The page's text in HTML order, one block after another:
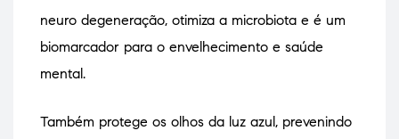
neuro degeneração, otimiza a microbiota e é um
biomarcador para o envelhecimento e saúde
mental.
Também protege os olhos da luz azul, prevenindo